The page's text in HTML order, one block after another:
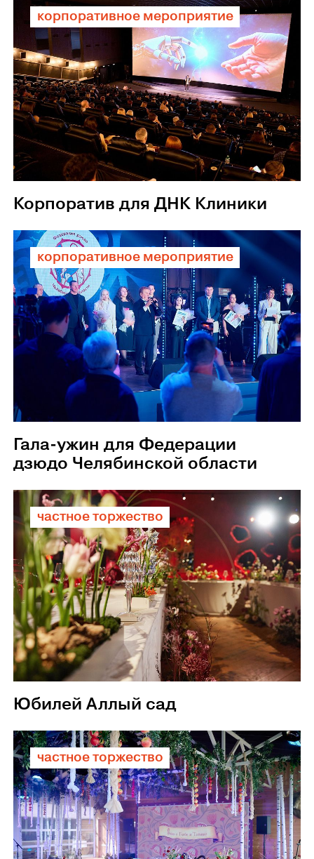
корпоративное мероприятие
Корпоратив для ДНК Клиники
корпоративное мероприятие
Гала-ужин для Федерации
дзюдо Челябинской области
частное торжество
Юбилей Аллый сад
частное торжество